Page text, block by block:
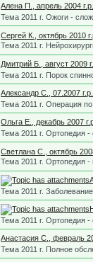
Алена П., апрель 2004
Тема 2011 г. Ожоги -
Сергей К., октябрь 2010
Тема 2011 г.
Дмитрий Б., август
Тема 2011 г. Порок
Александр С., 07.2007
Тема 2011 г. Операция
Ольга Е., декабрь 2007
Тема 2011 г. Ортопедия -
Светлана С., октябрь
Тема 2011 г. Ортопедия
Тема 2011 г.
Тема 2011 г. Ортопедия
Анастасия С., февраль
Тема 2011 г. Полное